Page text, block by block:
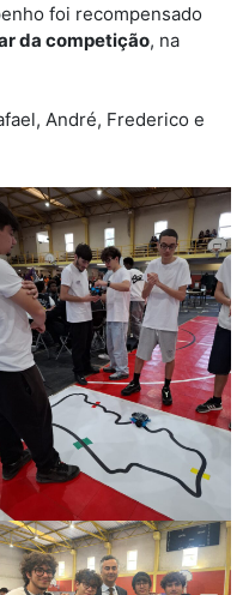
foi recompensado
da competição, na
André, Frederico e